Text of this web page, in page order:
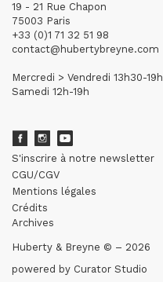
19 - 21 Rue Chapon
75003 Paris
+33 (0)1 71 32 51 98
contact@hubertybreyne.com
Mercredi > Vendredi 13h30-19h
Samedi 12h-19h
S'inscrire à notre newsletter
CGU/CGV
Mentions légales
Crédits
Archives
Huberty & Breyne © – 2026
powered by Curator Studio